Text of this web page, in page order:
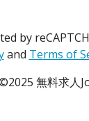
by
and Terms of
無料求人